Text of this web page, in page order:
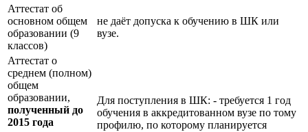
Аттестат об
основном общем
образовании (9
классов)
не даёт допуска к обучению в ШК или
вузе.
Аттестат о
среднем (полном)
общем
образовании,
полученный до
2015 года
Для поступления в ШК: - требуется 1 год
обучения в аккредитованном вузе по тому
профилю, по которому планируется